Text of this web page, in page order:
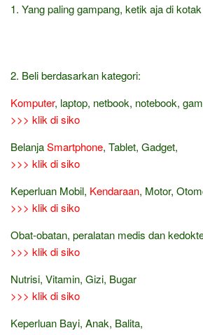
1. Yang paling gampang, ketik aja di
2. Beli berdasarkan kategori:
Komputer, laptop, netbook, notebook,
>>> klik di siko
BelanjaSmartphone, Tablet, Gadget,
>>> klik di siko
Keperluan Mobil, Kendaraan, Motor,
>>> klik di siko
Obat-obatan, peralatan medis dan
>>> klik di siko
Nutrisi, Vitamin, Gizi, Bugar
>>> klik di siko
Keperluan Bayi, Anak, Balita,